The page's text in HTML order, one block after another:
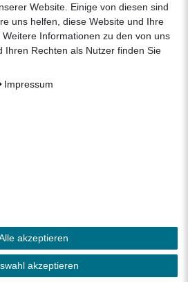
Media
19% Mehrwertsteuer.
beziehen sich auf die Verkäufe
Shops und Marktplätzen.
erfolgt ausschließlich innerhalb
Festlandes ohne Inseln.
Website. Einige von diesen sind
uns helfen, diese Website und Ihre
Informationen zu den von uns
Ihren Rechten als Nutzer finden Sie
Impressum
akzeptieren
akzeptieren